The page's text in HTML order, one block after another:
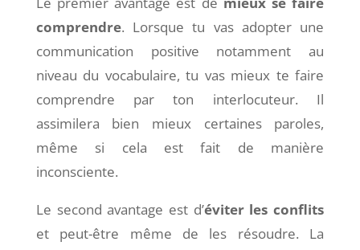
comprendre. Lorsque tu vas adopter une
communication positive notamment au
niveau du vocabulaire, tu vas mieux te faire
comprendre par ton interlocuteur. Il
assimilera bien mieux certaines paroles,
même si cela est fait de manière
inconsciente.
Le second avantage est d’éviter les conflits
et peut-être même de les résoudre. La